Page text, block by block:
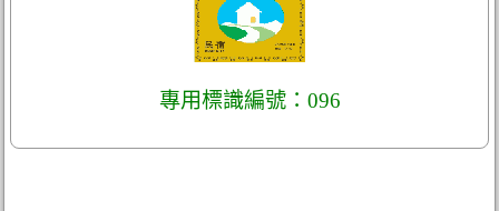
專用標識編號：096